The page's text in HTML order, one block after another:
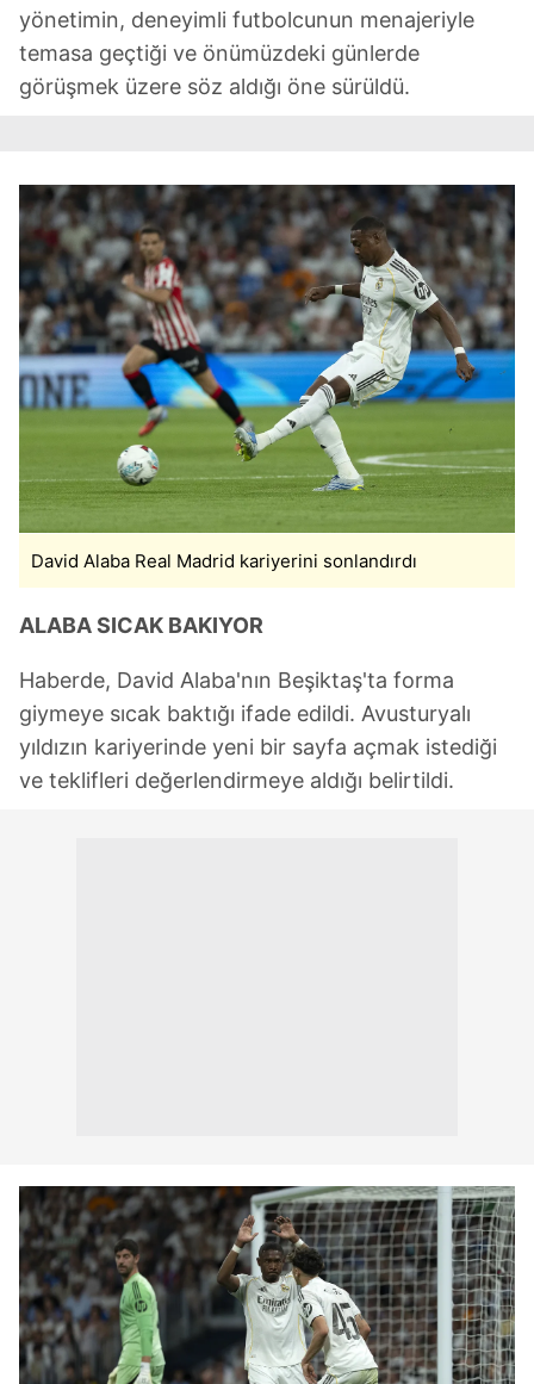
yönetimin, deneyimli futbolcunun menajeriyle
temasa geçtiği ve önümüzdeki günlerde
görüşmek üzere söz aldığı öne sürüldü.
David Alaba Real Madrid kariyerini sonlandırdı
ALABA SICAK BAKIYOR
Haberde, David Alaba'nın Beşiktaş'ta forma
giymeye sıcak baktığı ifade edildi. Avusturyalı
yıldızın kariyerinde yeni bir sayfa açmak istediği
ve teklifleri değerlendirmeye aldığı belirtildi.